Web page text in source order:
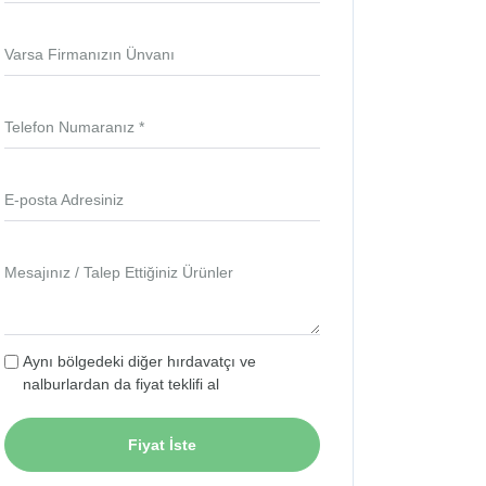
Varsa Firmanızın Ünvanı
Telefon Numaranız *
E-posta Adresiniz
Mesajınız / Talep Ettiğiniz Ürünler
Aynı bölgedeki diğer hırdavatçı ve
nalburlardan da fiyat teklifi al
Fiyat İste